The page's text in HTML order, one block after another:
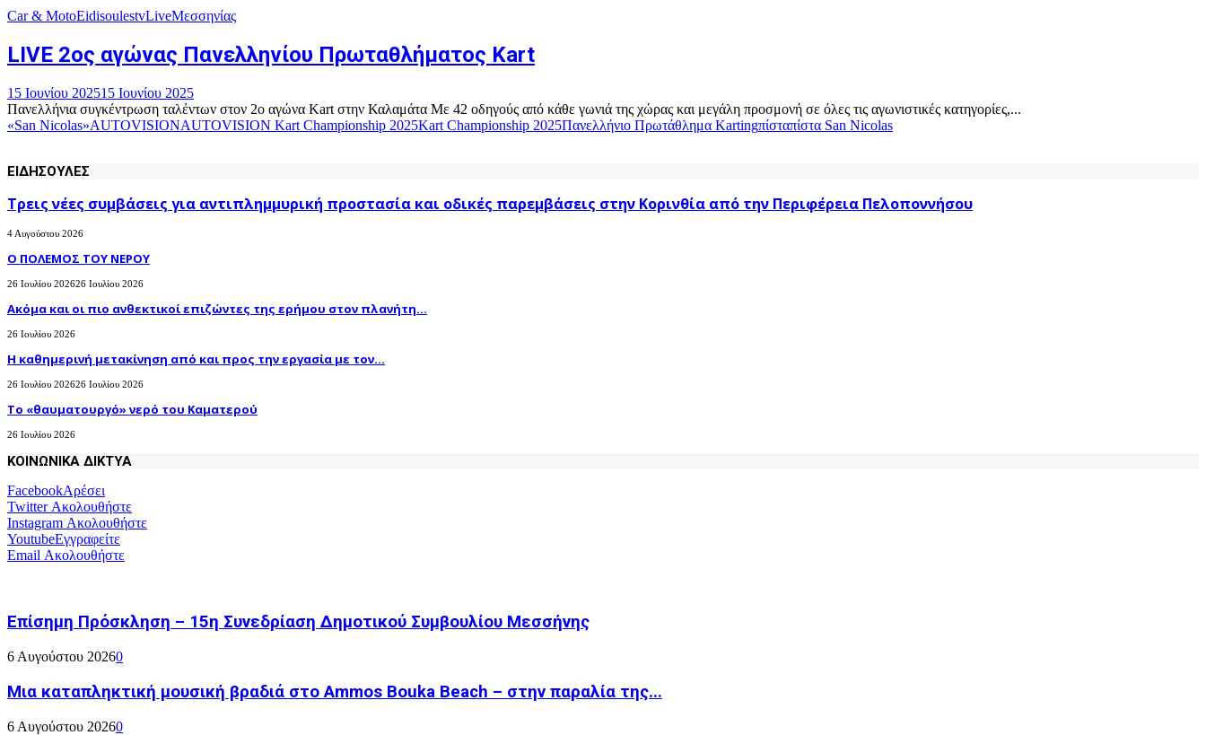
Car & MotoEidisoulestvLiveΜεσσηνίας
LIVE 2ος αγώνας Πανελληνίου Πρωταθλήματος Kart
15 Ιουνίου 202515 Ιουνίου 2025
Πανελλήνια συγκέντρωση ταλέντων στον 2ο αγώνα Kart στην Καλαμάτα Με 42 οδηγούς από κάθε γωνιά της χώρας και μεγάλη προσμονή σε όλες τις αγωνιστικές κατηγορίες,...
«San Nicolas»AUTOVISIONAUTOVISION Kart Championship 2025Kart Championship 2025Πανελλήνιο Πρωτάθλημα Kartingπίσταπίστα San Nicolas
ΕΙΔΗΣΟΥΛΕΣ
Τρεις νέες συμβάσεις για αντιπλημμυρική προστασία και οδικές παρεμβάσεις στην Κορινθία από την Περιφέρεια Πελοποννήσου
4 Αυγούστου 2026
Ο ΠΟΛΕΜΟΣ ΤΟΥ ΝΕΡΟΥ
26 Ιουλίου 202626 Ιουλίου 2026
Ακόμα και οι πιο ανθεκτικοί επιζώντες της ερήμου στον πλανήτη...
26 Ιουλίου 2026
H καθημερινή μετακίνηση από και προς την εργασία με τον...
26 Ιουλίου 202626 Ιουλίου 2026
Το «θαυματουργό» νερό του Καματερού
26 Ιουλίου 2026
ΚΟΙΝΩΝΙΚΑ ΔΙΚΤΥΑ
FacebookΑρέσει
TwitterΑκολουθήστε
Instagram Ακολουθήστε
YoutubeΕγγραφείτε
Email Ακολουθήστε
Επίσημη Πρόσκληση – 15η Συνεδρίαση Δημοτικού Συμβουλίου Μεσσήνης
6 Αυγούστου 20260
Μια καταπληκτική μουσική βραδιά στο Ammos Bouka Beach – στην παραλία της...
6 Αυγούστου 20260